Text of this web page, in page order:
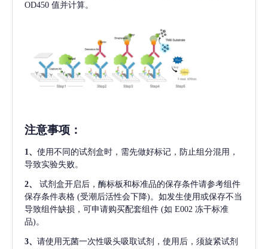
OD450 值并计算。
注意事项 ：
1、 使用不同的试剂盒时，需先做好标记，防止组分混用，
导致实验失败。
2、
试剂盒开启后，酶标板和标准品的保存条件请参考组件
保存条件表格 (受潮后活性会下降)。如发生使用或保存不当
导致组件缺损，可申请购买配套组件 (如 E002 冻干标准
品)。
3、 请使用无菌一次性吸头吸取试剂，使用后，须旋紧试剂